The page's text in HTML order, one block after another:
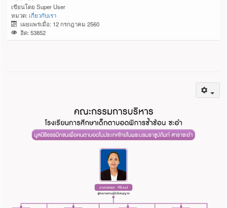
เขียนโดยSuper User
หมวด: เกี่ยวกับเรา
เผยแพร่เมื่อ: 12 กรกฎาคม 2560
ฮิต: 53852